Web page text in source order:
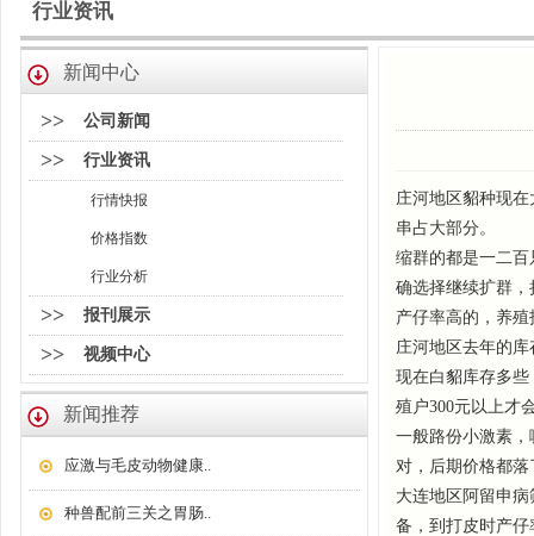
行业资讯
新闻中心
>> 公司新闻
>> 行业资讯
行情快报
价格指数
行业分析
>> 报刊展示
>> 视频中心
新闻推荐
应激与毛皮动物健康..
种兽配前三关之胃肠..
庄河地区貂种现在
串占大部分。
缩群的都是一二
确选择继续扩群
产仔率高的，养
庄河地区去年的
现在白貂库存多
殖户300元以上才
一般路份小激素
对，后期价格都
大连地区阿留申
备，到打皮时产